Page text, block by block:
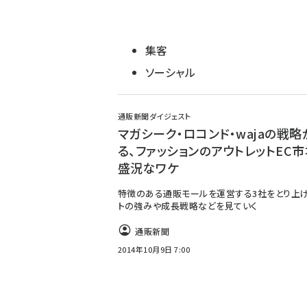
集客
ソーシャル
通販新聞ダイジェスト
マガシーク・ロコンド・wajaの戦
る、ファッションのアウトレットEC
盛況なワケ
特徴のある通販モールを運営する3社をとり上
トの強みや成長戦略などを見ていく
通販新聞
2014年10月9日 7:00